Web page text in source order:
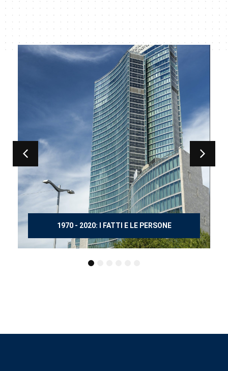
150 ANNI DOPO MANZONI